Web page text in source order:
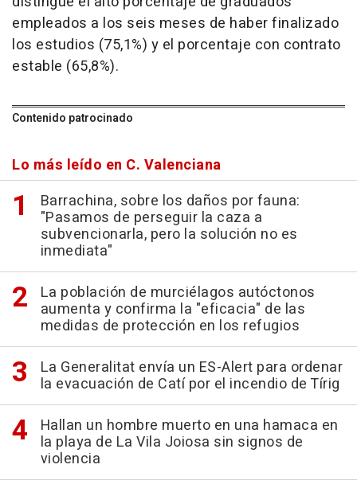
empleados a los seis meses de haber finalizado
los estudios (75,1%) y el porcentaje con contrato
estable (65,8%).
Contenido patrocinado
Lo más leído en C. Valenciana
Barrachina, sobre los daños por fauna:
"Pasamos de perseguir la caza a
subvencionarla, pero la solución no es
inmediata"
La población de murciélagos autóctonos
aumenta y confirma la "eficacia" de las
medidas de protección en los refugios
La Generalitat envía un ES-Alert para ordenar
la evacuación de Catí por el incendio de Tírig
Hallan un hombre muerto en una hamaca en
la playa de La Vila Joiosa sin signos de
violencia